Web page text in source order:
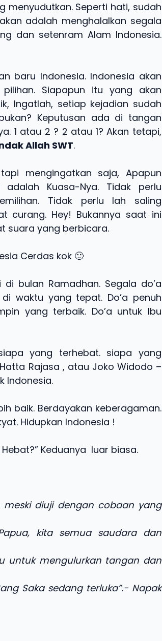
menyudutkan. Seperti hati, sudah
adalah menghalalkan segala
dan setenram Alam Indonesia.
baru Indonesia. Indonesia akan
Siapapun itu yang akan
Ingatlah, setiap kejadian sudah
Keputusan ada di tangan
1 atau 2 ? 2 atau 1? Akan tetapi,
Allah SWT.
mengingatkan saja, Apapun
Kuasa-Nya. Tidak perlu
Tidak perlu lah saling
curang. Hey! Bukannya saat ini
suara yang berbicara.
Cerdas kok 🙂
bulan Ramadhan. Segala do’a
waktu yang tepat. Do’a penuh
yang terbaik. Do’a untuk Ibu
yang terhebat. siapa yang
Rajasa , atau Joko Widodo –
Indonesia.
baik. Berdayakan keberagaman.
Hidupkan Indonesia !
Keduanya luar biasa.
meski diuji dengan cobaan yang
kita semua saudara dan
untuk mengulurkan tangan dan
Saka sedang terluka”.- Napak